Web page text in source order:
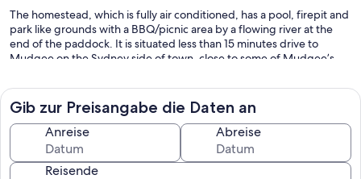
The homestead, which is fully air conditioned, has a pool, firepit and
park like grounds with a BBQ/picnic area by a flowing river at the
end of the paddock. It is situated less than 15 minutes drive to
Mudgee on the Sydney side of town, close to some of Mudgee’s
The homestead has 2 separate living areas. The main living, dining
and kitchen area has a cathedral ceiling with high windows at each
end offering views of nearby hilltops on both sides of the house.
AroonaLea comfortably sleeps 16 in six king rooms (3 with ensuite),
and a share room which sleeps 4 (3 in king single beds and one in a
Gib zur Preisangabe die Daten an
Anreise Abreise
Reisende